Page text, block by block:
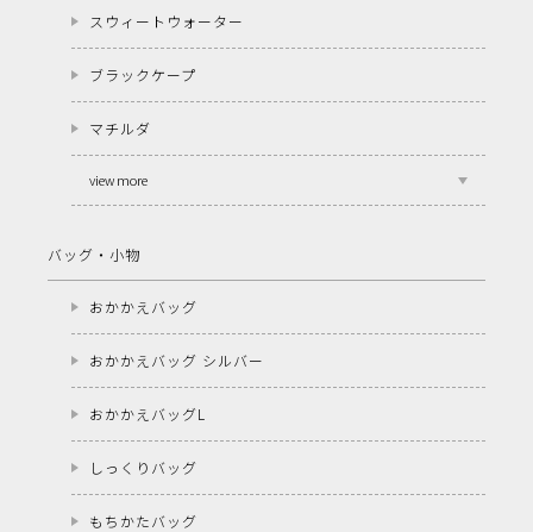
スウィートウォーター
ブラックケープ
マチルダ
view more
バッグ・小物
おかかえバッグ
おかかえバッグ シルバー
おかかえバッグL
しっくりバッグ
もちかたバッグ